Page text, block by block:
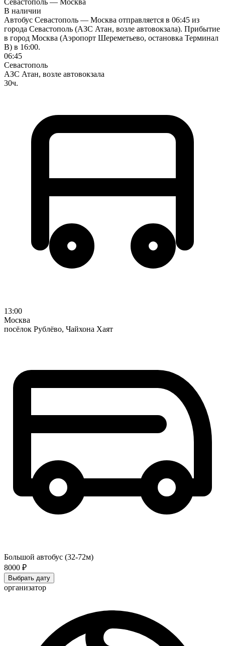
В наличии
Автобус Севастополь — Москва отправляется в 06:45 из
города Севастополь (АЗС Атан, возле автовокзала). Прибытие
в город Москва (Аэропорт Шереметьево, остановка Терминал
В) в 16:00.
06:45
Севастополь
АЗС Атан, возле автовокзала
30ч.
13:00
Москва
посёлок Рублёво, Чайхона Хаят
Большой автобус (32-72м)
8000 ₽
Выбрать дату
организатор